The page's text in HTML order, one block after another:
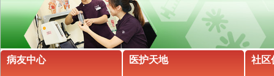
病友中心 医护天地 社区